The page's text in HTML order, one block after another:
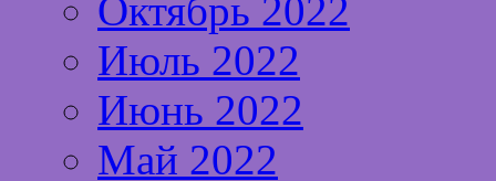
Октябрь 2022
Июль 2022
Июнь 2022
Май 2022